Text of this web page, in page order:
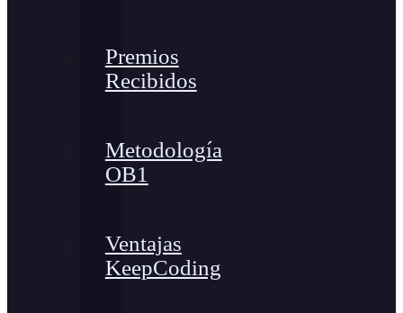
Premios
Recibidos
Metodología
OB1
Ventajas
KeepCoding